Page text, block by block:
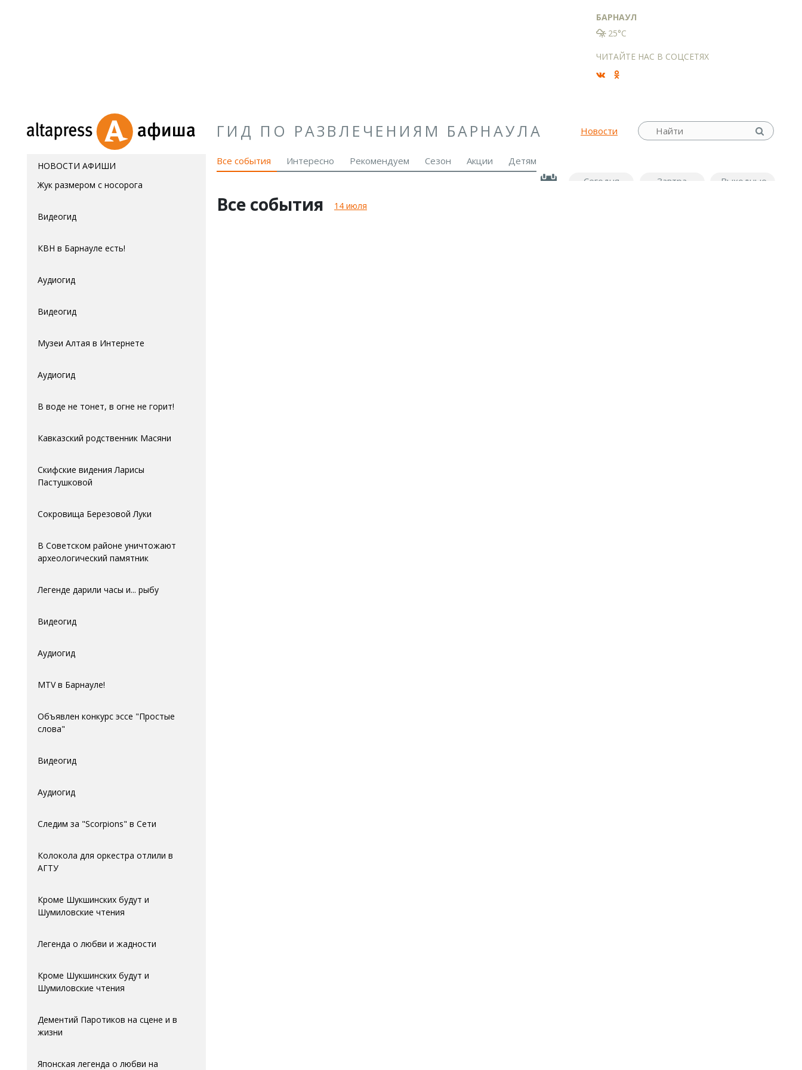
БАРНАУЛ
25°C
ЧИТАЙТЕ НАС В СОЦСЕТЯХ
ГИД ПО РАЗВЛЕЧЕНИЯМ БАРНАУЛА Новости
НОВОСТИ АФИШИ Все события Интересно Рекомендуем Сезон Акции
Детям
Сегодня
Завтра Выходные
Жук размером с носорога
Видеогид
КВН в Барнауле есть!
Аудиогид
Видеогид
Музеи Алтая в Интернете
Аудиогид
В воде не тонет, в огне не горит!
Кавказский родственник Масяни
Скифские видения Ларисы
Пастушковой
Сокровища Березовой Луки
В Советском районе уничтожают
археологический памятник
Легенде дарили часы и... рыбу
Видеогид
Аудиогид
MTV в Барнауле!
Объявлен конкурс эссе "Простые
слова"
Видеогид
Аудиогид
Следим за "Scorpions" в Сети
Колокола для оркестра отлили в
АГTУ
Кроме Шукшинских будут и
Шумиловские чтения
Легенда о любви и жадности
Кроме Шукшинских будут и
Шумиловские чтения
Дементий Паротиков на сцене и в
жизни
Японская легенда о любви на
Все события 14 июля